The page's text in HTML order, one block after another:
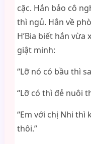
cặc. Hắn bảo cô
thì ngủ. Hắn về
H’Bia biết hắn vừa
giật minh:
“Lỡ nó có bầu thì
“Lỡ có thì đẻ nuôi
“Em với chị Nhi thì
thôi.”